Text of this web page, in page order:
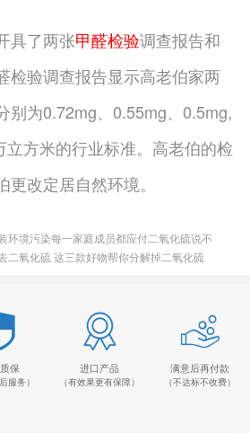
具了两张甲醛检验调查报告和
检验调查报告显示高老伯家两
别为0.72mg、0.55mg、0.5mg,
方米的行业标准。高老伯的检
改定居自然环境。
环境污染每一家庭成员都应付二氧化硫说不
二氧化硫 这三款好物帮你分解掉二氧化硫
保
服务）
进口产品
（有效果更有保障）
满意后再付款
（不达标不收费）